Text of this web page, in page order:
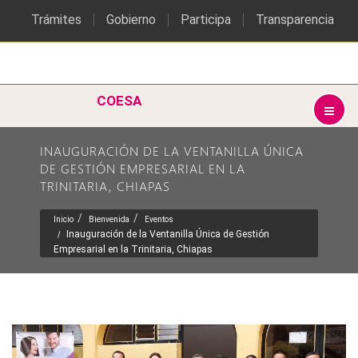
Trámites Gobierno Participa Transparencia
COESA
INAUGURACIÓN DE LA VENTANILLA ÚNICA
DE GESTIÓN EMPRESARIAL EN LA
TRINITARIA, CHIAPAS
Inicio Bienvenida Eventos
Inauguración de la Ventanilla Única de Gestión
Empresarial en la Trinitaria, Chiapas